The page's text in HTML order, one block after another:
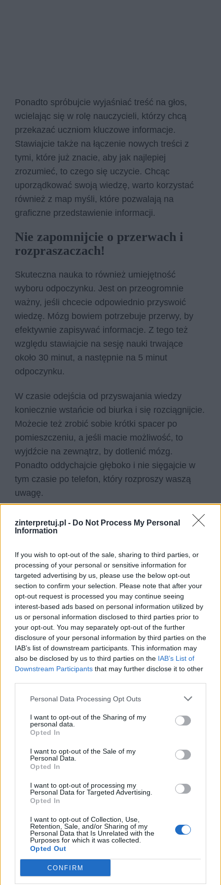
zinterpretuj.pl - Do Not Process My Personal
Information
If you wish to opt-out of the sale, sharing to third parties, or
processing of your personal or sensitive information for
targeted advertising by us, please use the below opt-out
section to confirm your selection. Please note that after your
opt-out request is processed you may continue seeing
interest-based ads based on personal information utilized by
us or personal information disclosed to third parties prior to
your opt-out. You may separately opt-out of the further
disclosure of your personal information by third parties on the
IAB’s list of downstream participants. This information may
also be disclosed by us to third parties on the IAB’s List of
Downstream Participants that may further disclose it to other
Personal Data Processing Opt Outs
I want to opt-out of the Sharing of my
personal data.
Opted In
I want to opt-out of the Sale of my
Personal Data.
Opted In
I want to opt-out of processing my
Personal Data for Targeted Advertising.
Opted In
I want to opt-out of Collection, Use,
Retention, Sale, and/or Sharing of my
Personal Data that Is Unrelated with the
Purposes for which it was collected.
Opted Out
CONFIRM
Ponadto spróbujcie wyjaśniać treść na głos,
wcielając się w rolę nauczycieli, którzy chcą
przekazać uczniom kluczowe informacje.
Stawiajcie także na łączenie nowych treści z
tymi, które już znacie, aby jak najlepiej
zrozumieć, to czego się uczycie. Chcąc
uporządkować swoją wiedzę, warto korzystać
również z map myśli, które pozwalają na
graficzne przedstawienie informacji.
Nie zapomnijcie o przerwach i
rozpraszaczach!
Skuteczna nauka to również umiejętność
wyboru odpoczynku. Jest on przeogromnie
ważny, jeśli chcecie odpowiednio przyswoić
wiedzę. Mózg bowiem potrzebuje przerwy, by
efektywnie zapisywać informacje. Z tego też
względu stawiajcie na sesję nauki trwające
około 30 minut, a następnie na 5 minut
odpoczynku.
W czasie odejścia od przyswajania wiedzy
koniecznie wstańcie od biurka i się rozciągnijcie.
Możecie też zrobić sobie krótki spacer po
pomieszczeniu, a jeśli macie możliwość, to
wyjdźcie na zewnątrz, by dotlenić mózg.
Ponadto oddychajcie głęboko i nie sięgajcie w
tym czasie po telefon, który rozproszy waszą
uwagę.
Pamiętajcie o ograniczeniu wszelkich
elementów, które zaburzą waszą uwagę. W celu
Wyłączyć powiadomienia w telefonie (np.
Uporządkować przestrzeń na biurku i
wokół niego,
Ustalić konkretny czas na uczenie się i
odpoczynek (np. 30 minut nauki, 5 minut
przerwy),